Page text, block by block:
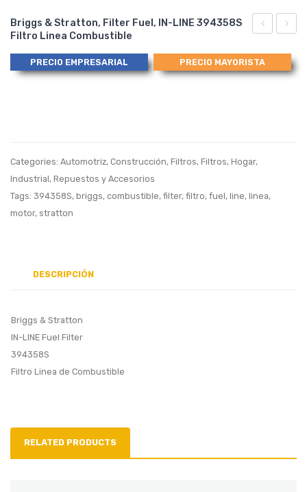
Spring
Pawl
MULETA
ZE2-
812
Briggs & Stratton, Filter Fuel, IN-LINE 394358S
Filtro Linea Combustible
PRECIO EMPRESARIAL PRECIO MAYORISTA
Categories: Automotriz, Construcción, Filtros, Filtros, Hogar,
Industrial, Repuestos y Accesorios
Tags: 394358S, briggs, combustible, filter, filtro, fuel, line, linea,
motor, stratton
DESCRIPCIÓN
Briggs & Stratton
IN-LINE Fuel Filter
394358S
Filtro Linea de Combustible
RELATED PRODUCTS